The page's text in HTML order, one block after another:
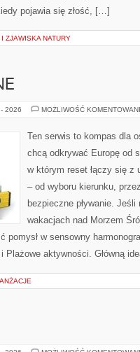
pojawia się złość, […]
ZJAWISKA NATURY
2026 MOŻLIWOŚĆ
Ten serwis to kompas dla
chcą odkrywać Europę od
w którym reset łączy się z
– od wyboru kierunku,
bezpieczne pływanie.
wakacjach nad Morzem
pomysł w sensowny
Plażowe aktywności. Główną